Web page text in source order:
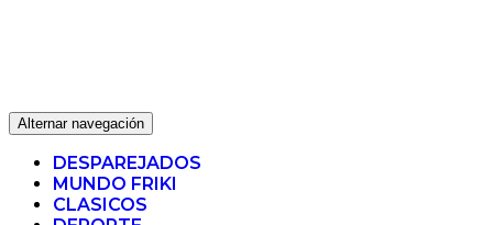
Alternar navegación
DESPAREJADOS
MUNDO FRIKI
CLASICOS